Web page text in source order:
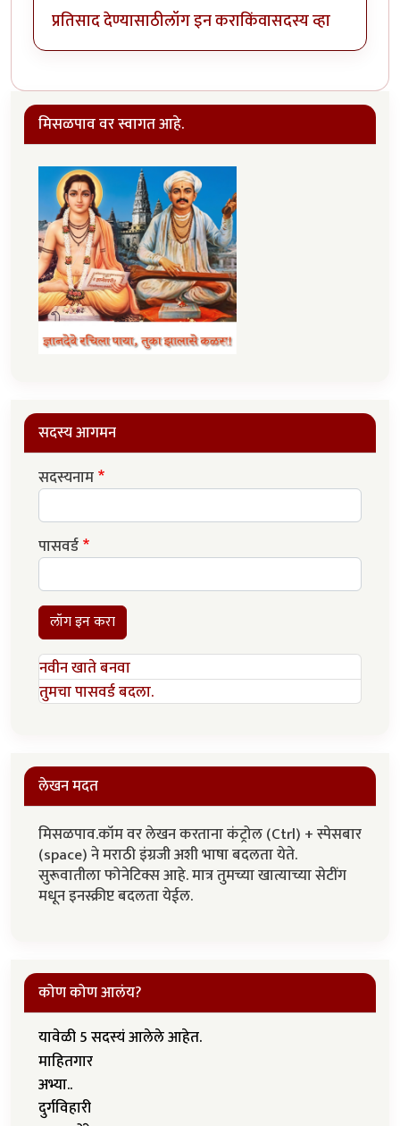
प्रतिसाद देण्यासाठीलॉग इन कराकिंवासदस्य व्हा
मिसळपाव वर स्वागत आहे.
सदस्य आगमन
सदस्यनाम
पासवर्ड
लॉग इन करा
नवीन खाते बनवा
तुमचा पासवर्ड बदला.
लेखन मदत
मिसळपाव.कॉम वर लेखन करताना कंट्रोल (Ctrl) + स्पेसबार
(space) ने मराठी इंग्रजी अशी भाषा बदलता येते.
सुरूवातीला फोनेटिक्स आहे. मात्र तुमच्या खात्याच्या सेटींग
मधून इनस्क्रीप्ट बदलता येईल.
कोण कोण आलंय?
यावेळी 5 सदस्यं आलेले आहेत.
माहितगार
अभ्या..
दुर्गविहारी